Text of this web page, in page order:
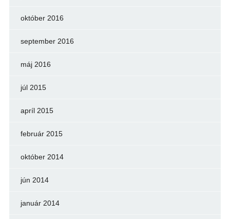
október 2016
september 2016
máj 2016
júl 2015
apríl 2015
február 2015
október 2014
jún 2014
január 2014